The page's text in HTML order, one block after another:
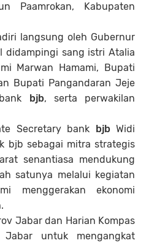
Paamrokan, Kabupaten
langsung oleh Gubernur
didampingi sang istri Atalia
Marwan Hamami, Bupati
Bupati Pangandaran Jeje
bjb, serta perwakilan
Secretary bank
bjb Widi
bjb sebagai mitra strategis
senantiasa mendukung
satunya melalui kegiatan
menggerakan ekonomi
Jabar dan Harian Kompas
untuk mengangkat